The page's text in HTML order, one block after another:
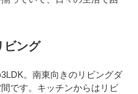
ビング
。南東向きのリビングダ
です。キッチンからはリビ